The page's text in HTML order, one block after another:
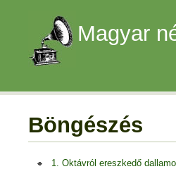
Magyar
Böngészés
1. Oktávról ereszkedő